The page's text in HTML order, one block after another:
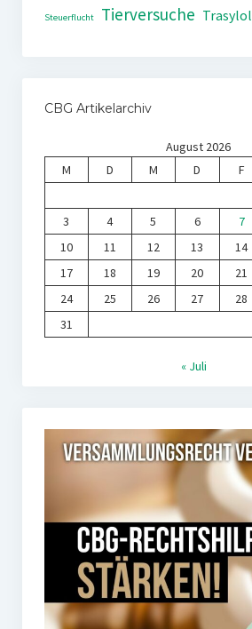
Steuerflucht Tierversuche Trasylol
CBG Artikelarchiv
August 2026
M
D M D F
3
4 5 6 7
10
11 12 13 14
17
18 19 20 21
24
25 26 27 28
31
« Juli